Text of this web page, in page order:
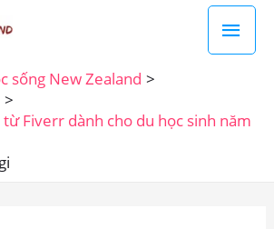
sống New Zealand
Fiverr dành cho du học sinh năm